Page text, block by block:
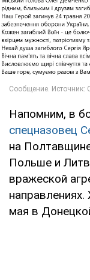
Напомним, в
спецназовец
на
Польше и
вражеской
мая в